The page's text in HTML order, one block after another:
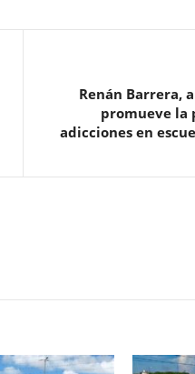
Renán Barrera,
promueve la
adicciones en